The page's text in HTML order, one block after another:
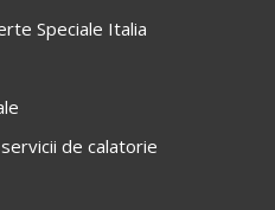
Speciale Italia
de calatorie